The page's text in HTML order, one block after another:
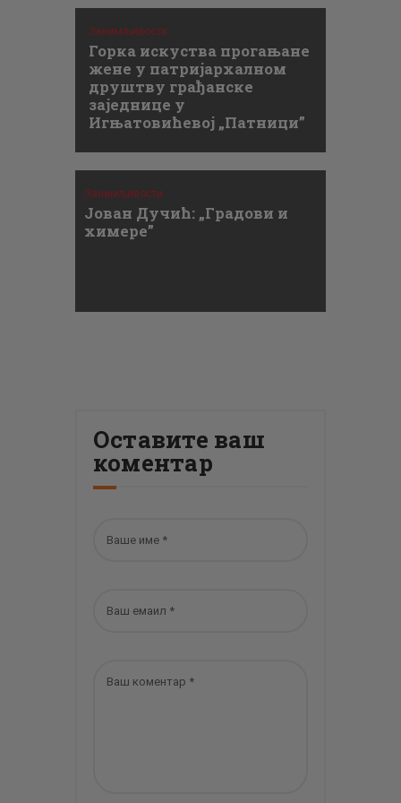
Занимљивости
Горка искуства прогањане
жене у патријархалном
друштву грађанске
заједнице у
Игњатовићевој „Патници”
Занимљивости
Јован Дучић: „Градови и
химере”
Оставите ваш
коментар